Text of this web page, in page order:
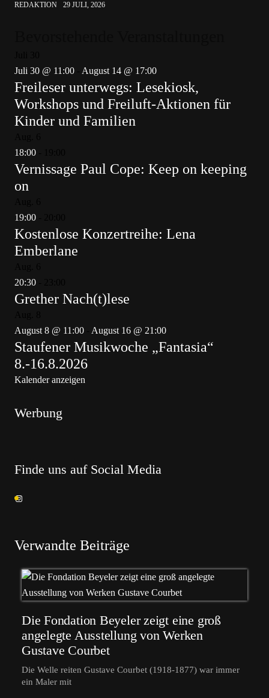
REDAKTION 29 JULI, 2026
Juli 30 @ 11:00
August 14 @ 17:00
Freileser unterwegs: Lesekiosk,
Workshops und Freiluft-Aktionen für
Kinder und Familien
18:00
Vernissage Paul Cope: Keep on keeping
on
19:00
Kostenlose Konzertreihe: Lena
Emberlane
20:30
Grether Nach(t)lese
August 8 @ 11:00
August 16 @ 21:00
Staufener Musikwoche „Fantasia“
8.-16.8.2026
Kalender anzeigen
Werbung
Finde uns auf Social Media
Verwandte Beiträge
Die Fondation Beyeler zeigt eine groß
angelegte Ausstellung von Werken
Gustave Courbet
Die Welle reiten Gustave Courbet (1918-1877) war immer
ein Maler mit